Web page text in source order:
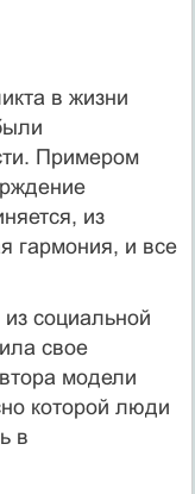
в жизни
Примером
из
гармония, и все
социальной
свое
мо­дели
которой люди
в